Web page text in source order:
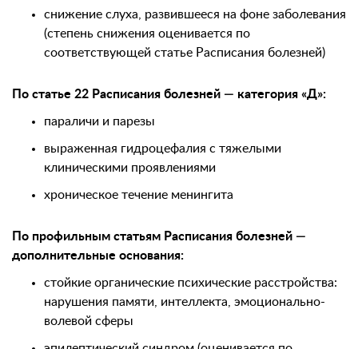
снижение слуха, развившееся на фоне заболевания
(степень снижения оценивается по
соответствующей статье Расписания болезней)
По статье 22 Расписания болезней — категория «Д»:
параличи и парезы
выраженная гидроцефалия с тяжелыми
клиническими проявлениями
хроническое течение менингита
По профильным статьям Расписания болезней —
дополнительные основания:
стойкие органические психические расстройства:
нарушения памяти, интеллекта, эмоционально-
волевой сферы